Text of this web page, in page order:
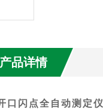
产品详情
口闪点全自动测定仪